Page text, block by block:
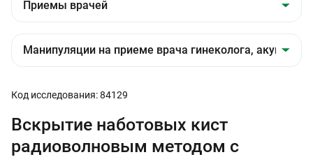
Код исследования: 84129
Вскрытие наботовых кист
радиоволновым методом с